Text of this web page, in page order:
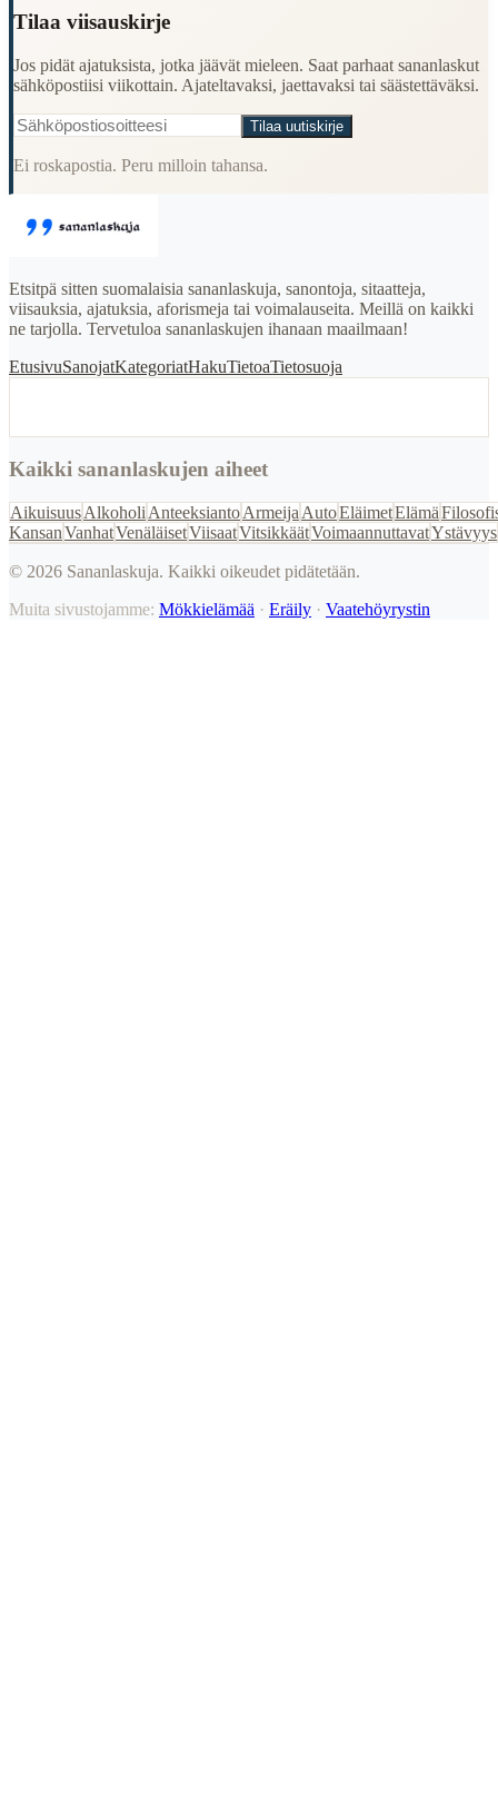
Tilaa viisauskirje
Jos pidät ajatuksista, jotka jäävät mieleen. Saat parhaat sananlaskut
sähköpostiisi viikottain. Ajateltavaksi, jaettavaksi tai säästettäväksi.
Tilaa uutiskirje
Ei roskapostia. Peru milloin tahansa.
Etsitpä sitten suomalaisia sananlaskuja, sanontoja, sitaatteja,
viisauksia, ajatuksia, aforismeja tai voimalauseita. Meillä on kaikki
ne tarjolla. Tervetuloa sananlaskujen ihanaan maailmaan!
EtusivuSanojatKategoriatHakuTietoaTietosuoja
Kaikki sananlaskujen aiheet
AikuisuusAlkoholi AnteeksiantoArmeija AutoEläimetElämä
KansanVanhatVenäläisetViisaatVitsikkäätVoimaannuttavatYstävyys
© 2026 Sananlaskuja. Kaikki oikeudet pidätetään.
Muita sivustojamme: Mökkielämää · Eräily · Vaatehöyrystin